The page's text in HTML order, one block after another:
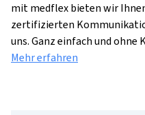
mit medflex bieten wir
zertifizierten
uns. Ganz einfach und ohne
Mehr erfahren